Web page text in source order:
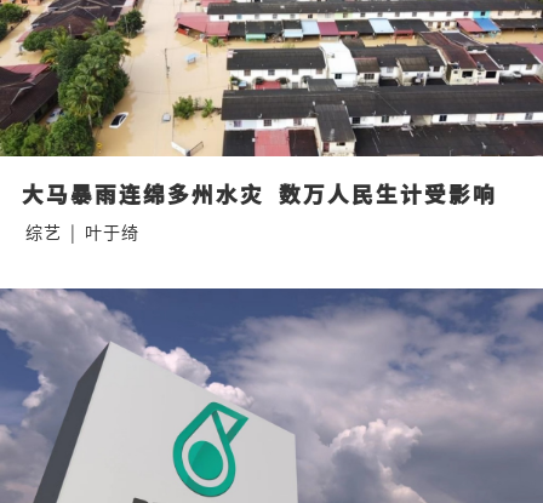
大马暴雨连绵多州水灾  数万人民生计受影响
综艺 | 叶于绮